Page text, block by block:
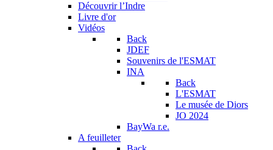
Découvrir l’Indre
Livre d'or
Vidéos
Back
JDEF
Souvenirs de l'ESMAT
INA
Back
L'ESMAT
Le musée de Diors
JO 2024
BayWa r.e.
A feuilleter